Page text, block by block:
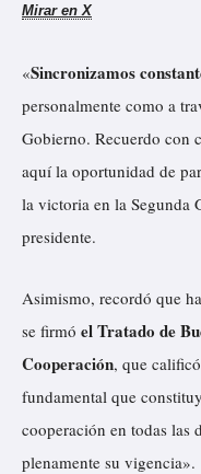
d
í
Mirar en X
«Sincronizamos
personalmente como a
Gobierno. Recuerdo con
aquí la oportunidad de
la victoria en la Segunda
presidente.
Asimismo, recordó que
se firmó el Tratado de
Cooperación, que
fundamental que
cooperación en todas las
plenamente su vigencia».